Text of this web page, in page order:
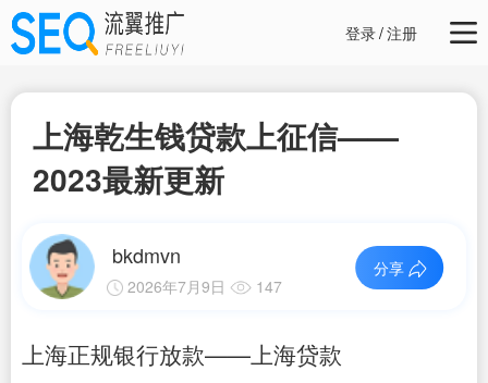
登录/注册
上海乾生钱贷款上征信——
2023最新更新
bkdmvn
2026年7月9日 147
分享
上海正规银行放款——上海贷款